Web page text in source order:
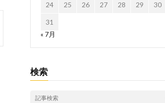
24 25 26 27 28 29 30
31
« 7月
検索